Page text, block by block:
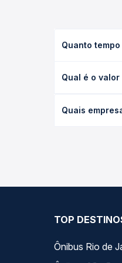
Quanto
executivo ou
Qual é o
poltrona e a
Quais
TOP
Ônibus Rio de